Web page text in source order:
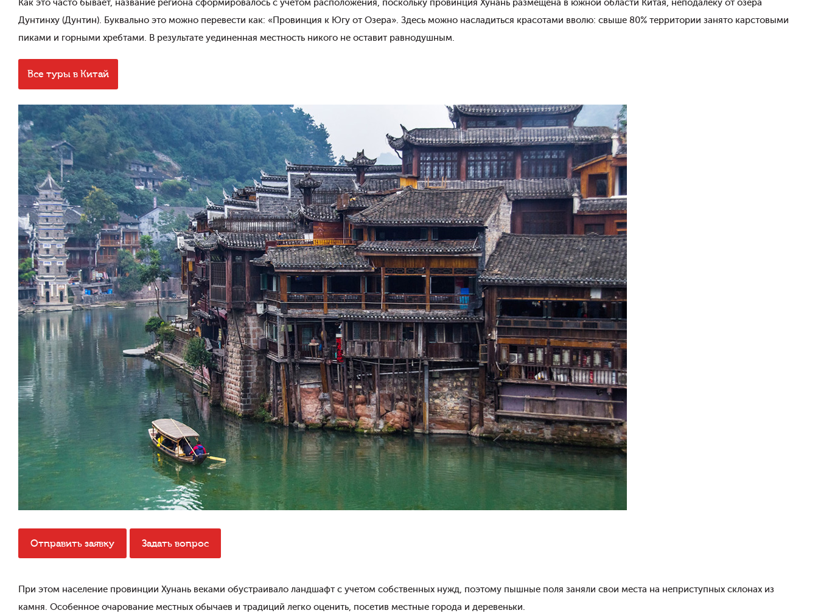
Как это часто бывает, название региона сформировалось с учетом расположения, поскольку провинция Хунань размещена в южной области Китая, неподалеку от озера
Дунтинху (Дунтин). Буквально это можно перевести как: «Провинция к Югу от Озера». Здесь можно насладиться красотами вволю: свыше 80% территории занято карстовыми
пиками и горными хребтами. В результате уединенная местность никого не оставит равнодушным.
Все туры в Китай
Отправить заявку Задать вопрос
При этом население провинции Хунань веками обустраивало ландшафт с учетом собственных нужд, поэтому пышные поля заняли свои места на неприступных склонах из
камня. Особенное очарование местных обычаев и традиций легко оценить, посетив местные города и деревеньки.